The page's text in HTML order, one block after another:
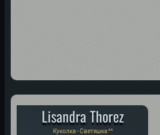
Lisandra Thorez
Куколка - Светяшка ^^